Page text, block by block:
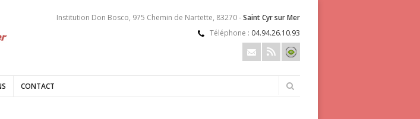
Institution Don Bosco, 975 Chemin de Nartette, 83270 -Saint Cyr sur Mer
Téléphone : 04.94.26.10.93
CONTACT